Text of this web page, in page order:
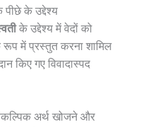
के उद्देश्य
के उद्देश्य में वेदों को
रूप में प्रस्तुत करना शामिल
किए गए विवादास्पद
अर्थ खोजने और